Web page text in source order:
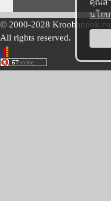
คุณส
นโย
© 2000-2028
All rights reserved.